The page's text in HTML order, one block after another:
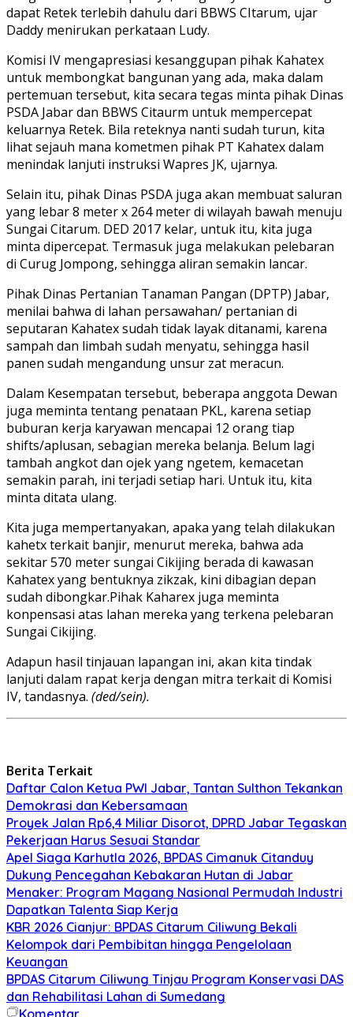
dapat Retek terlebih dahulu dari BBWS CItarum, ujar
Daddy menirukan perkataan Ludy.
Komisi IV mengapresiasi kesanggupan pihak Kahatex
untuk membongkat bangunan yang ada, maka dalam
pertemuan tersebut, kita secara tegas minta pihak Dinas
PSDA Jabar dan BBWS Citaurm untuk mempercepat
keluarnya Retek. Bila reteknya nanti sudah turun, kita
lihat sejauh mana kometmen pihak PT Kahatex dalam
menindak lanjuti instruksi Wapres JK, ujarnya.
Selain itu, pihak Dinas PSDA juga akan membuat saluran
yang lebar 8 meter x 264 meter di wilayah bawah menuju
Sungai Citarum. DED 2017 kelar, untuk itu, kita juga
minta dipercepat. Termasuk juga melakukan pelebaran
di Curug Jompong, sehingga aliran semakin lancar.
Pihak Dinas Pertanian Tanaman Pangan (DPTP) Jabar,
menilai bahwa di lahan persawahan/ pertanian di
seputaran Kahatex sudah tidak layak ditanami, karena
sampah dan limbah sudah menyatu, sehingga hasil
panen sudah mengandung unsur zat meracun.
Dalam Kesempatan tersebut, beberapa anggota Dewan
juga meminta tentang penataan PKL, karena setiap
buburan kerja karyawan mencapai 12 orang tiap
shifts/aplusan, sebagian mereka belanja. Belum lagi
tambah angkot dan ojek yang ngetem, kemacetan
semakin parah, ini terjadi setiap hari. Untuk itu, kita
minta ditata ulang.
Kita juga mempertanyakan, apaka yang telah dilakukan
kahetx terkait banjir, menurut mereka, bahwa ada
sekitar 570 meter sungai Cikijing berada di kawasan
Kahatex yang bentuknya zikzak, kini dibagian depan
sudah dibongkar.Pihak Kaharex juga meminta
konpensasi atas lahan mereka yang terkena pelebaran
Sungai Cikijing.
Adapun hasil tinjauan lapangan ini, akan kita tindak
lanjuti dalam rapat kerja dengan mitra terkait di Komisi
IV, tandasnya. (ded/sein).
Berita Terkait
Daftar Calon Ketua PWI Jabar, Tantan Sulthon Tekankan
Demokrasi dan Kebersamaan
Proyek Jalan Rp6,4 Miliar Disorot, DPRD Jabar Tegaskan
Pekerjaan Harus Sesuai Standar
Apel Siaga Karhutla 2026, BPDAS Cimanuk Citanduy
Dukung Pencegahan Kebakaran Hutan di Jabar
Menaker: Program Magang Nasional Permudah Industri
Dapatkan Talenta Siap Kerja
KBR 2026 Cianjur: BPDAS Citarum Ciliwung Bekali
Kelompok dari Pembibitan hingga Pengelolaan
Keuangan
BPDAS Citarum Ciliwung Tinjau Program Konservasi DAS
dan Rehabilitasi Lahan di Sumedang
Komentar